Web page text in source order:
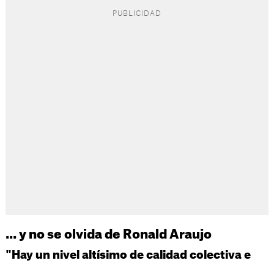
... y no se olvida de Ronald Araujo
"Hay un nivel altísimo de calidad colectiva e